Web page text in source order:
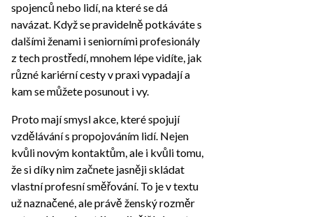
spojenců nebo lidí, na které se dá
navázat. Když se pravidelně potkáváte s
dalšími ženami i seniorními profesionály
z tech prostředí, mnohem lépe vidíte, jak
různé kariérní cesty v praxi vypadají a
kam se můžete posunout i vy.
Proto mají smysl akce, které spojují
vzdělávání s propojováním lidí. Nejen
kvůli novým kontaktům, ale i kvůli tomu,
že si díky nim začnete jasněji skládat
vlastní profesní směřování. To je v textu
už naznačené, ale právě ženský rozměr